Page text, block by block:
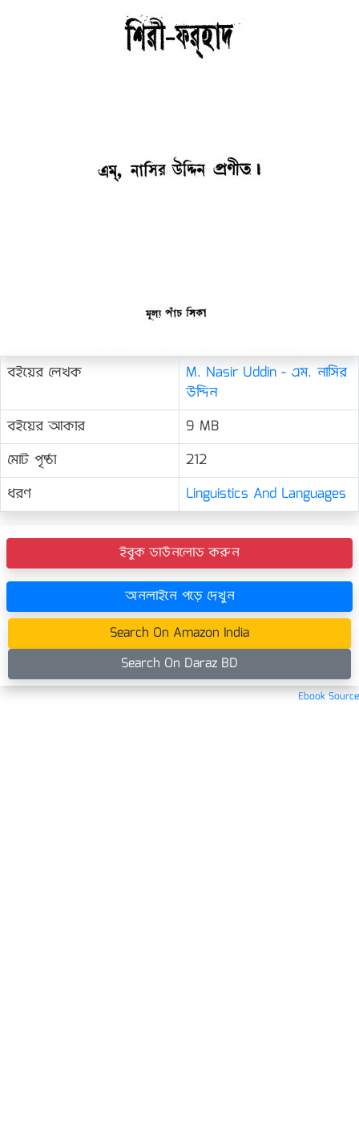
বইয়ের লেখক
M. Nasir Uddin - এম. নাসির
উদ্দিন
বইয়ের আকার
9 MB
মোট পৃষ্ঠা
212
ধরণ
Linguistics And Languages
ইবুক ডাউনলোড করুন
অনলাইনে পড়ে দেখুন
Search On Amazon India
Search On Daraz BD
Ebook Source